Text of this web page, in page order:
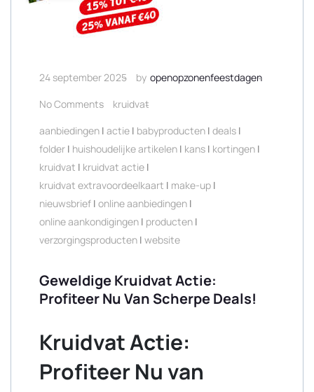
24 september 2025 by openopzonenfeestdagen
No Comments
kruidvat
aanbiedingen | actie | babyproducten | deals |
folder | huishoudelijke artikelen | kans | kortingen |
kruidvat | kruidvat actie |
kruidvat extravoordeelkaart | make-up |
nieuwsbrief | online aanbiedingen |
online aankondigingen | producten |
verzorgingsproducten | website
Geweldige Kruidvat Actie:
Profiteer Nu Van Scherpe Deals!
Kruidvat Actie:
Profiteer Nu van